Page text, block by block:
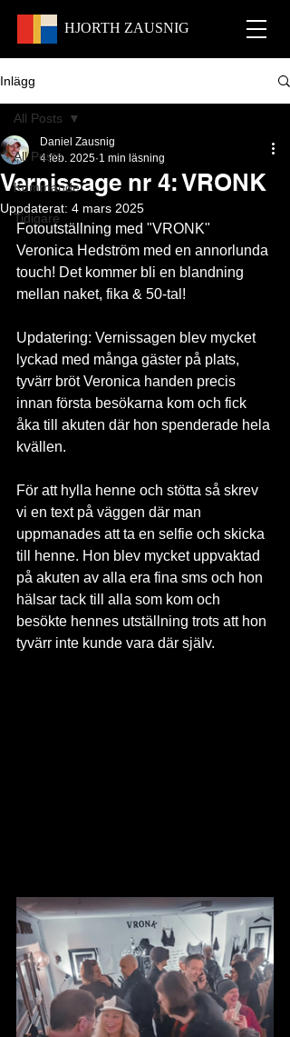
HJORTH ZAUSNIG
Inlägg
All Posts
Kommande
Tidigare
All Posts
Vernissage nr 4: VRONK
Daniel Zausnig
4 feb. 2025 1 min läsning
Uppdaterat: 4 mars 2025
Fotoutställning med "VRONK"
Veronica Hedström med en annorlunda
touch! Det kommer bli en blandning
mellan naket, fika & 50-tal!
Updatering: Vernissagen blev mycket
lyckad med många gäster på plats,
tyvärr bröt Veronica handen precis
innan första besökarna kom och fick
åka till akuten där hon spenderade hela
kvällen.
För att hylla henne och stötta så skrev
vi en text på väggen där man
uppmanades att ta en selfie och skicka
till henne. Hon blev mycket uppvaktad
på akuten av alla era fina sms och hon
hälsar tack till alla som kom och
besökte hennes utställning trots att hon
tyvärr inte kunde vara där själv.